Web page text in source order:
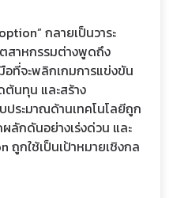
กลายเป็นวาระ
สาหกรรมต่างพูดถึง
ที่จะพลิกเกมการแข่งขัน
ต้นทุน และสร้าง
ประมาณด้านเทคโนโลยีถูก
ลักดันอย่างเร่งด่วน และ
กใช้เป็นเป้าหมายเชิงกล